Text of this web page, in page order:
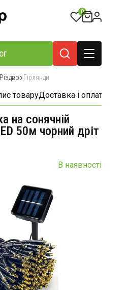
0
Гірлянди
товаруДоставка і оплата
на сонячній
50м чорний дріт
В наявності